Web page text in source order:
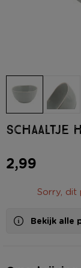
Schaaltje
2,99
Sorry, dit
Bekijk alle